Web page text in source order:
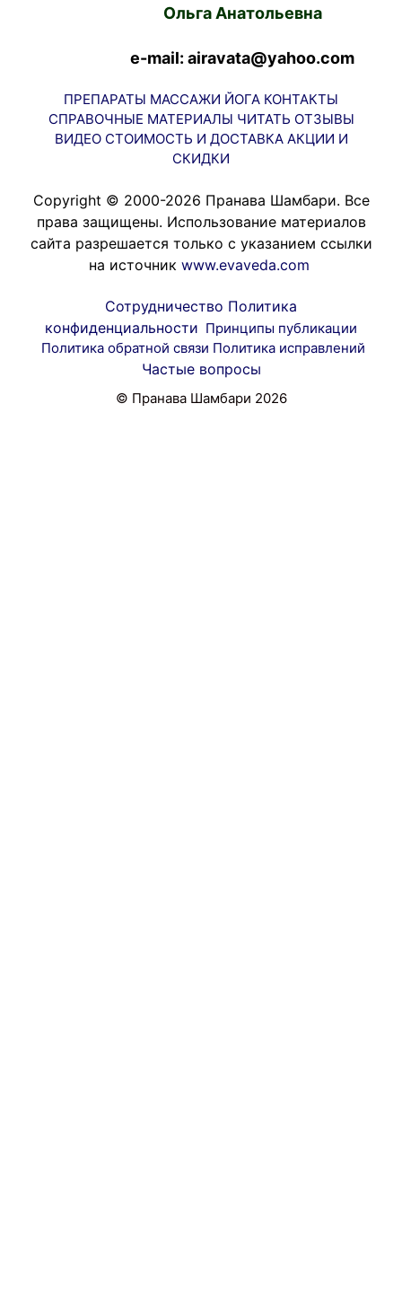
Ольга Анатольевна
e-mail: airavata@yahoo.com
ПРЕПАРАТЫ МАССАЖИ ЙОГА КОНТАКТЫ
СПРАВОЧНЫЕ МАТЕРИАЛЫ ЧИТАТЬ ОТЗЫВЫ
ВИДЕО СТОИМОСТЬ И ДОСТАВКА АКЦИИ И
СКИДКИ
Copyright © 2000-2026 Пранава Шамбари. Все
права защищены. Использование материалов
сайта разрешается только с указанием ссылки
на источник www.evaveda.com
Сотрудничество Политика
конфиденциальности Принципы публикации
Политика обратной связи Политика исправлений
Частые вопросы
© Пранава Шамбари 2026